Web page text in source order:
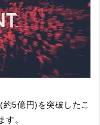
5億円)を突破したこ
す。